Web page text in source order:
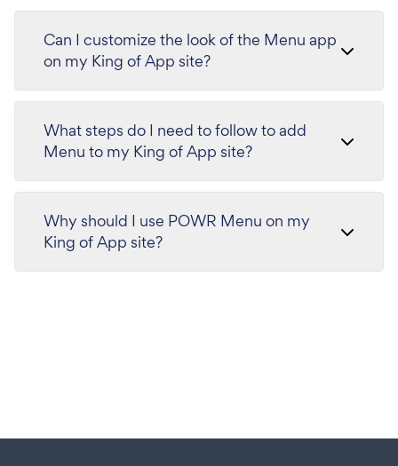
Can I customize the look of the Menu app
on my King of App site?
What steps do I need to follow to add
Menu to my King of App site?
Why should I use POWR Menu on my
King of App site?